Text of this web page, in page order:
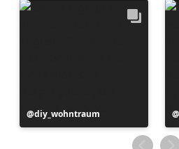
Opslag
offentliggjort
diy_wohntraum